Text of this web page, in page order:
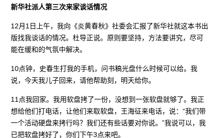
新华社派人第三次来家谈话情况
12月1日上午，我向《炎黄春秋》社委会汇报了新华社就这本书出
版找我谈话的情况。杜导正说。原则要坚持，方法要讲究，尽可
能在缓和的气氛中解决。
10点钟，史春生打我的手机，问书稿光盘什么时候可以给。我
说，今天我儿子回来，请他帮助刻，明天给你。
11点我回家。我用软盘拷了一份，没想到一张软盘就够了。我正
想给他们打电话，让他们来取软盘，王海征来电话，说：“我们带
一个活动硬盘来拷行吗？我们还有些话要对你说。”我说可以，我
已把软盘拷好了，你们下午3点来吧。